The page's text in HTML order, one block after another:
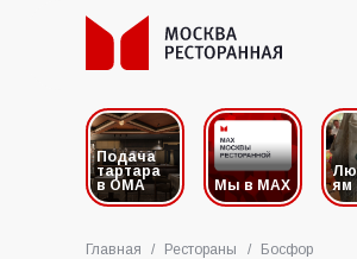
Подача
тартара
в ОМА
Мы в MAX
ям
Главная / Рестораны / Босфор